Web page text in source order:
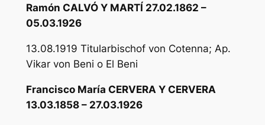
Ramón CALVÓ Y MARTÍ 27.02.1862 –
05.03.1926
13.08.1919 Titularbischof von Cotenna; Ap.
Vikar von Beni o El Beni
Francisco María CERVERA Y CERVERA
13.03.1858 – 27.03.1926